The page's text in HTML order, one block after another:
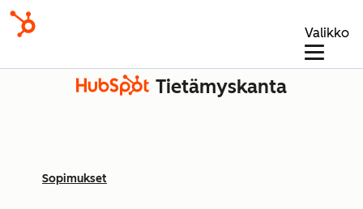
Valikko
Tietämyskanta
Sopimukset